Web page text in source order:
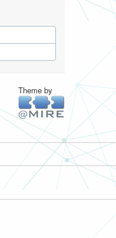
Theme by